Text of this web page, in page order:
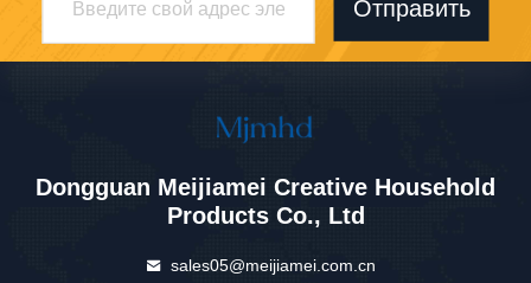
Отправить
Dongguan Meijiamei Creative Household
Products Co., Ltd
sales05@meijiamei.com.cn